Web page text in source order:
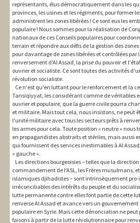
représentants, élus démocratiquement dans les
provinces, les usines et les régiments, pour former
administrent les zones libérées ! Ce sont eux les
populaire ! Nous sommes pour la réalisation de
nationaux de ces Conseils populaires pour
terrain et répondre aux défis de la gestion des
pour davantage de zones libérées et contrôlées
renversement d'Al Assad, la prise du pouvoir et
ouvrier et socialiste. Ce sont toutes des activités
révolution socialiste.
Ce n'est qu'en luttant pour le renforcement et la
Tansiqiyyat, les considérant comme de véritables
ouvrier et populaire, que la guerre civile pourra
et militaire. Mais tout cela, nous insistons, ne peut
l'unité militaire avec tous les secteurs prêts à
les armes pour cela. Toute position « neutre »
en propagandistes abstraits et stériles, mais aussi
qui fournissent des services inestimables à Al
« gauche ».
Les directions bourgeoisies – telles que la
commandement de l'ASL, les Frères musulmans,
islamiques djihadistes – sont intrinsèquement
irréconciliables des intérêts du peuple et du
lutte permanente contre elles font partie de cette
renverse Al Assad et avance vers un
populaire en Syrie. Mais cette dénonciation ne peut
faisons à partir de la lutte révolutionnaire pour